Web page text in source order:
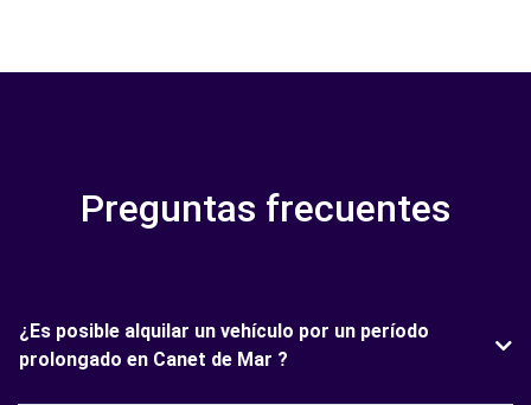
Preguntas frecuentes
¿Es posible alquilar un vehículo por un período
prolongado en Canet de Mar ?